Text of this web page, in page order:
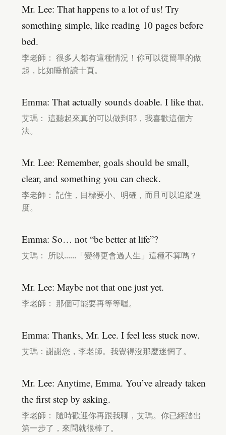
Mr. Lee: That happens to a lot of us! Try
something simple, like reading 10 pages before
bed.
李老師： 很多人都有這種情況！你可以從簡單的做
起，比如睡前讀十頁。
Emma: That actually sounds doable. I like that.
艾瑪： 這聽起來真的可以做到耶，我喜歡這個方
法。
Mr. Lee: Remember, goals should be small,
clear, and something you can check.
李老師： 記住，目標要小、明確，而且可以追蹤進
度。
Emma: So… not “be better at life”?
艾瑪： 所以……「變得更會過人生」這種不算嗎？
Mr. Lee: Maybe not that one just yet.
李老師： 那個可能要再等等喔。
Emma: Thanks, Mr. Lee. I feel less stuck now.
艾瑪：謝謝您，李老師。我覺得沒那麼迷惘了。
Mr. Lee: Anytime, Emma. You’ve already taken
the first step by asking.
李老師： 隨時歡迎你再跟我聊，艾瑪。你已經踏出
第一步了，來問就很棒了。